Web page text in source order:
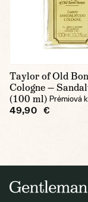
Taylor of Old
Cologne —
(100 ml) Prémiová
49,90 €